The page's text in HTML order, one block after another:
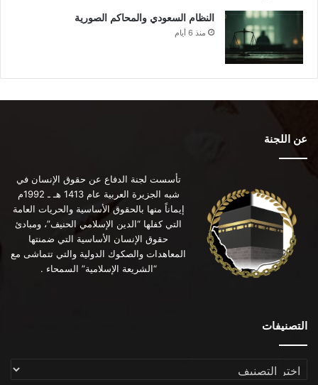
النظام السعودي والمحاكم الصورية
منذ 6 أيام
عن اللجنة
تأسست لجنة الدفاع عن حقوق الإنسان في
شبه الجزيرة العربية عام 1413 هـ ـ 1992م
إيماناً منها بالحقوق الأساسية والحريات العامة
التي كفلها “الدين الإسلامي الحنيف”، ومبادئ
حقوق الإنسان الأساسية التي ضمنتها
المعاهدات والصكوك الدولية والتي تتماشى مع
“الشريعة الإسلامية” السمحاء .
التصنيفات
التصنيفات